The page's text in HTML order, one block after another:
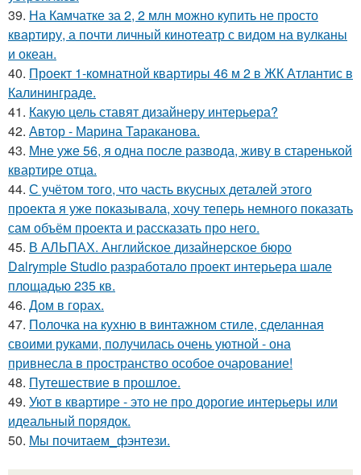
39. На Камчатке за 2, 2 млн можно купить не просто
квартиру, а почти личный кинотеатр с видом на вулканы
и океан.
40. Проект 1-комнатной квартиры 46 м 2 в ЖК Атлантис в
Калининграде.
41. Какую цель ставят дизайнеру интерьера?
42. Автор - Марина Тараканова.
43. Мне уже 56, я одна после развода, живу в старенькой
квартире отца.
44. С учётом того, что часть вкусных деталей этого
проекта я уже показывала, хочу теперь немного показать
сам объём проекта и рассказать про него.
45. В АЛЬПАХ. Английское дизайнерское бюро
Dalrymple Studio разработало проект интерьера шале
площадью 235 кв.
46. Дом в горах.
47. Полочка на кухню в винтажном стиле, сделанная
своими руками, получилась очень уютной - она
привнесла в пространство особое очарование!
48. Путешествие в прошлое.
49. Уют в квартире - это не про дорогие интерьеры или
идеальный порядок.
50. Мы почитаем_фэнтези.